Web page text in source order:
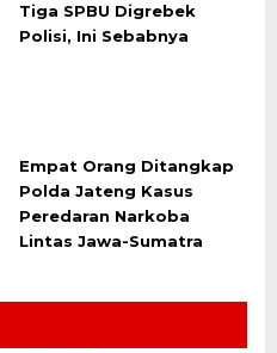
Tiga SPBU Digrebek
Polisi, Ini Sebabnya
Empat Orang Ditangkap
Polda Jateng Kasus
Peredaran Narkoba
Lintas Jawa-Sumatra